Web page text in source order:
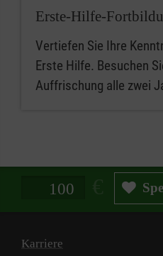
Erste-Hilfe-
Vertiefen Sie Ihre
Erste Hilfe. Besuchen
Auffrischung alle zwei
Spendenbetrag in Euro
Karriere